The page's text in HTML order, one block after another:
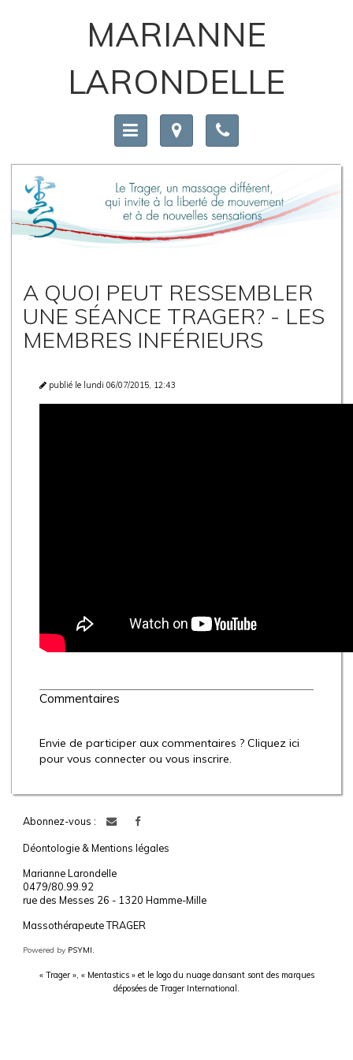
MARIANNE
LARONDELLE
A QUOI PEUT RESSEMBLER
UNE SÉANCE TRAGER? - LES
MEMBRES INFÉRIEURS
publié le lundi 06/07/2015, 12:43
Commentaires
Envie de participer aux commentaires ? Cliquez ici
pour vous connecter ou vous inscrire.
Abonnez-vous :
Déontologie & Mentions légales
Marianne Larondelle
0479/80.99.92
rue des Messes 26 - 1320 Hamme-Mille
Massothérapeute TRAGER
Powered by PSYMI.
« Trager », « Mentastics » et le logo du nuage dansant sont des marques
déposées de Trager International.